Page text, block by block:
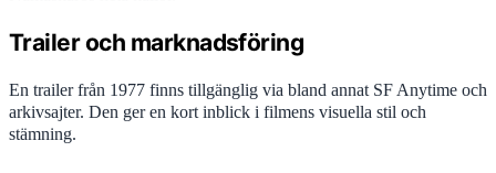
Trailer och marknadsföring
En trailer från 1977 finns tillgänglig via bland annat SF Anytime och
arkivsajter. Den ger en kort inblick i filmens visuella stil och
stämning.